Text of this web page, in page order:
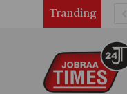
Tranding